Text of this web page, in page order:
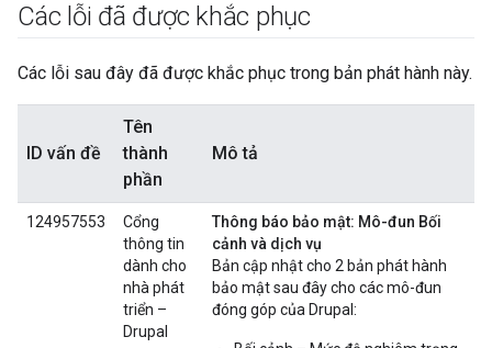
Các lỗi đã được khắc phục
Các lỗi sau đây đã được khắc phục trong bản phát hành này.
ID vấn đề
Tên
thành
phần
Mô tả
124957553
Cổng
thông tin
dành cho
nhà phát
triển –
Drupal
Thông báo bảo mật: Mô-đun Bối
cảnh và dịch vụ
Bản cập nhật cho 2 bản phát hành
bảo mật sau đây cho các mô-đun
đóng góp của Drupal: